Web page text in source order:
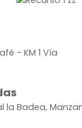
- KM 1 Vía
la Badea,